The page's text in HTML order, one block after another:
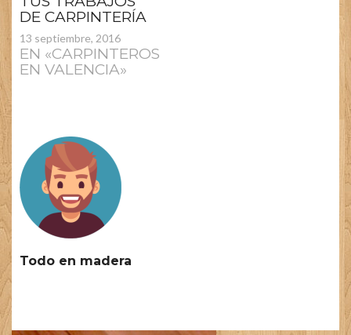
DE CARPINTERÍA
13 septiembre, 2016
EN «CARPINTEROS
EN VALENCIA»
Todo en madera